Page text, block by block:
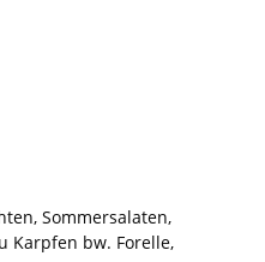
Sommersalaten,
Karpfen bw. Forelle,